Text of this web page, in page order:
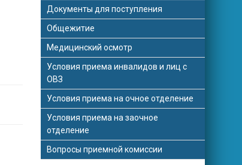
Документы для поступления
Общежитие
Медицинский осмотр
Условия приема инвалидов и лиц с
ОВЗ
Условия приема на очное отделение
Условия приема на заочное
отделение
Вопросы приемной комиссии